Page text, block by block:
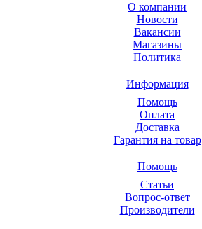
О компании
Новости
Вакансии
Магазины
Политика
Информация
Помощь
Оплата
Доставка
Гарантия на товар
Помощь
Статьи
Вопрос-ответ
Производители